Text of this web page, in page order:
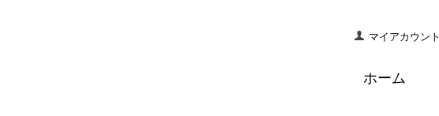
マイアカウント
ホーム